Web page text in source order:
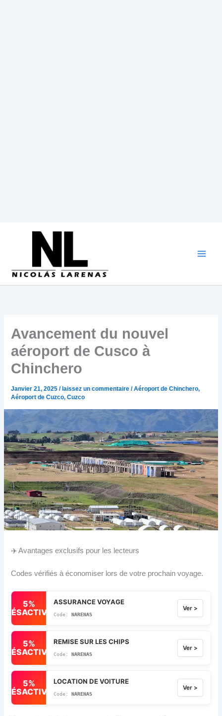
Avancement du nouvel
aéroport de Cusco à
Chinchero
Janvier 21, 2025/ laissez un commentaire /Aéroport de Chinchero,
Aéroport de Cuzco,Cuzco
✈️ Avantages exclusifs pour les lecteurs
Codes vérifiés à économiser lors de votre prochain voyage.
5%
DÉSACTIVÉ
ASSURANCE VOYAGE
NARENAS
Ver >
5%
DÉSACTIVÉ
REMISE SUR LES CHIPS
NARENAS
Ver >
5%
DÉSACTIVÉ
LOCATION DE VOITURE
NARENAS
Ver >